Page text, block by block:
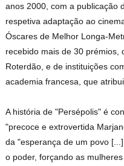
anos 2000, com a publicação
respetiva adaptação ao
Óscares de Melhor Longa-
recebido mais de 30 prémios,
Roterdão, e de instituições
academia francesa, que
A história de "Persépolis" é
"precoce e extrovertida
da "esperança de um povo
o poder, forçando as